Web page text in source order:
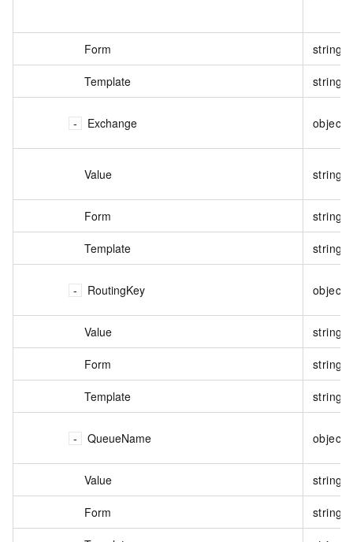
Form string
Template string
Exchange object
Value string
Form string
Template string
RoutingKey object
Value string
Form string
Template string
QueueName object
Value string
Form string